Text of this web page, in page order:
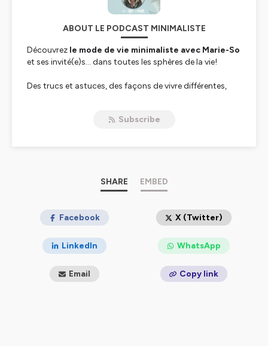
ABOUT LE PODCAST MINIMALISTE
Découvrez le mode de vie minimaliste avec Marie-So
et ses invité(e)s... dans toutes les sphères de la vie!
Des trucs et astuces, des façons de vivre différentes,
Le minimalisme, l'optimisation des espaces et le
Site web
Hébergé par Ausha. Visitez
ausha.co/politique-de-
pour plus d'informations.
Subscribe
SHARE EMBED
Facebook X (Twitter)
LinkedIn WhatsApp
Email Copy link